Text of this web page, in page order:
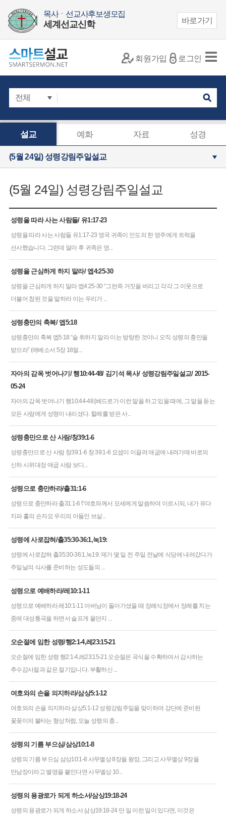
목사ㆍ선교사후보생모집
세계선교신학 바로가기
회원가입 로그인
설교 예화 자료 성경
(5월 24일) 성령강림주일설교
(5월 24일) 성령강림주일설교
성령을 따라 사는 사람들/ 유1:17-23
성령을 따라 사는 사람들 유1:17-23 영국 귀족이 인도의 한 영주에게 트럭을
선사했습니다. 그런데 얼마 후 귀족은 영...
성령을 근심하게 하지 말라/ 엡4:25-30
성령을 근심하게 하지 말라 엡4:25-30 “그런즉 거짓을 버리고 각각 그 이웃으로
더불어 참된 것을 말하라 이는 우리가 ...
성령충만의 축복/ 엡5:18
성령충만의 축복 엡5:18 “술 취하지 말라 이는 방탕한 것이니 오직 성령의 충만을
받으라” (에베소서 5장 18절...
자아의 감옥 벗어나기/ 행10:44-48/ 김기석 목사/ 성령강림주일설교/ 2015-
05-24
자아의 감옥 벗어나기 행10:44-48 [베드로가 이런 말을 하고 있을 때에, 그 말을 듣는
모든 사람에게 성령이 내리셨다. 할례를 받은 사...
성령충만으로 산 사람/창39:1-6
성령충만으로 산 사람 창39:1-6 창 39:1-6 요셉이 이끌려 애굽에 내려가매 바로의
신하 시위대장 애굽 사람 보디...
성령으로 충만하라/출31:1-6
성령으로 충만하라 출31:1-6 \"여호와께서 모세에게 말씀하여 이르시되, 내가 유다
지파 훌의 손자요 우리의 아들인 브살...
성령에 사로잡혀/출35:30-36:1,눅19:
성령에 사로잡혀 출35:30-36:1,눅19: 제가 몇 일 전 주일 전날에 식당에 내려갔다가
주일날의 식사를 준비하는 성도들의 ...
성령으로 예배하라/레10:1-11
성령으로 예배하라 레10:1-11 아버님이 돌아가셨을 때 장례식장에서 장례를 치는
중에 대성통곡을 하면서 슬프게 울던지 ...
오순절에 임한 성령/행2:1-4,레23:15-21
오순절에 임한 성령 행2:1-4,레23:15-21 오순절은 곡식을 수확하여서 감사하는
추수감사절과 같은 절기입니다. 부활하신 ...
여호와의 손을 의지하라/삼상5:1-12
여호와의 손을 의지하라 삼상5:1-12 성령강림주일을 맞이하여 강단에 준비된
꽃꽂이의 불타는 형상처럼, 오늘 성령의 충...
성령의 기름 부으심/삼상10:1-8
성령의 기름 부으심 삼상10:1-8 사무엘상 8장을 왕장, 그리고 사무엘상 9장을
만남장이라고 별명을 붙인다면 사무엘상 10...
성령의 용광로가 되게 하소서/삼상19:18-24
성령의 용광로가 되게 하소서 삼상19:18-24 만 일 이런 일이 있다면, 이것은